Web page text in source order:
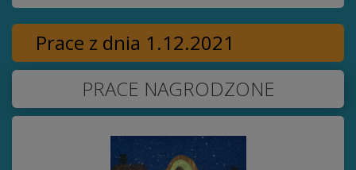
Prace z dnia 1.12.2021
PRACE NAGRODZONE